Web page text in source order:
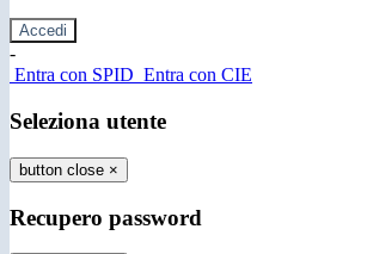
-
Entra con SPID Entra con CIE
Seleziona utente
button close ×
Recupero password